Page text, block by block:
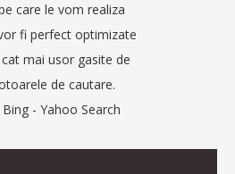
care le vom realiza
fi perfect optimizate
mai usor gasite de
de cautare.
- Yahoo Search